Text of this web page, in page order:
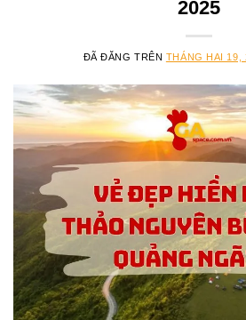
2025
ĐÃ ĐĂNG TRÊN THÁNG HAI 19,